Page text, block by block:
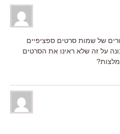
של שמות סרטים ספציפיים
על זה שלא ראינו את הסרטים